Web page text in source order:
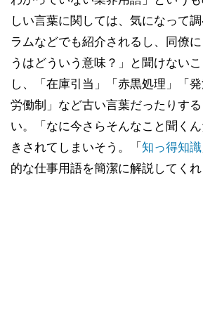
しい言葉に関しては、気になって
ラムなどでも紹介されるし、同僚
うはどういう意味？」と聞けない
し、「在庫引当」「赤黒処理」「
労働制」など古い言葉だったりす
い。「なに今さらそんなこと聞くん
きされてしまいそう。「 知っ得知識
的な仕事用語を簡潔に解説してくれ